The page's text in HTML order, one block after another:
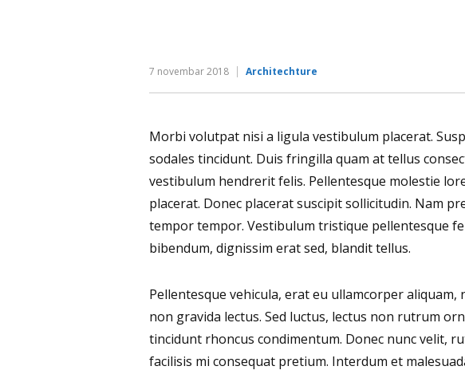
7 novembar 2018 Architechture
Morbi volutpat nisi a ligula vestibulum placerat.
sodales tincidunt. Duis fringilla quam at tellus
vestibulum hendrerit felis. Pellentesque molestie
placerat. Donec placerat suscipit sollicitudin. Nam
tempor tempor. Vestibulum tristique pellentesque
bibendum, dignissim erat sed, blandit tellus.
Pellentesque vehicula, erat eu ullamcorper
non gravida lectus. Sed luctus, lectus non rutrum
tincidunt rhoncus condimentum. Donec nunc velit,
facilisis mi consequat pretium. Interdum et